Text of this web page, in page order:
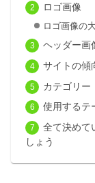
ロゴ画像
ロゴ画像の
ヘッダー画
サイトの傾
カテゴリー
使用するテ
全て決めて
しょう